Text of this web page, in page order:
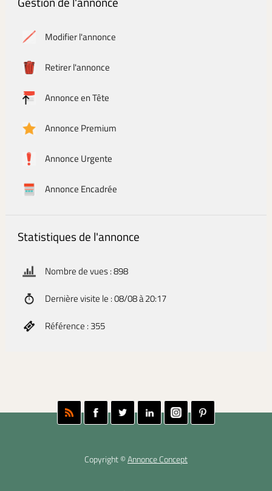
Modifier l'annonce
Retirer l'annonce
Annonce en Tête
Annonce Premium
Annonce Urgente
Annonce Encadrée
Statistiques de l'annonce
Nombre de vues : 898
Dernière visite le : 08/08 à 20:17
Référence : 355
Copyright ©Annonce Concept